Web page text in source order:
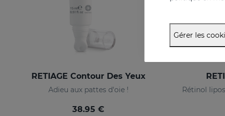
RETIAGE Contour Des Yeux
Adieu aux pattes d'oie !
38.95 €
Gérer les